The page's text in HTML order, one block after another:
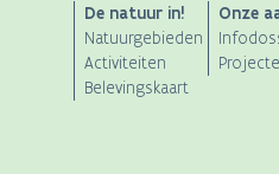
ANB
Main
navigation
De natuur in!
Natuurgebieden
Activiteiten
Belevingskaart
Onze